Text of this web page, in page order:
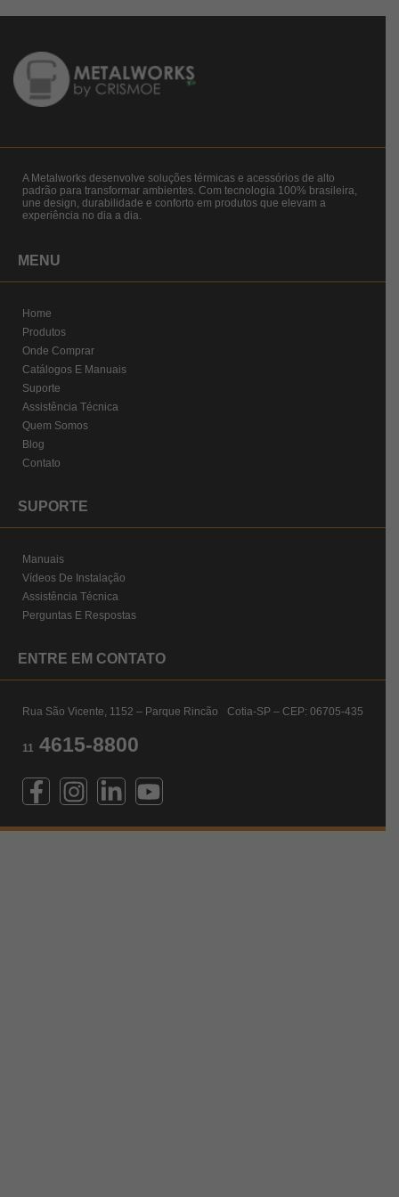
A Metalworks desenvolve soluções térmicas e acessórios de alto
padrão para transformar ambientes. Com tecnologia 100% brasileira,
une design, durabilidade e conforto em produtos que elevam a
experiência no dia a dia.
MENU
Home
Produtos
Onde Comprar
Catálogos E Manuais
Suporte
Assistência Técnica
Quem Somos
Blog
Contato
SUPORTE
Manuais
Vídeos De Instalação
Assistência Técnica
Perguntas E Respostas
ENTRE EM CONTATO
Rua São Vicente, 1152 – Parque Rincão Cotia-SP – CEP: 06705-435
11 4615-8800